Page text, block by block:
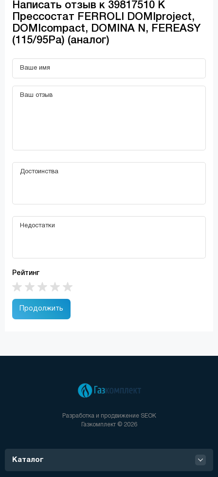
Написать отзыв к 39817510 К
Прессостат FERROLI DOMIproject,
DOMIcompact, DOMINA N, FEREASY
(115/95Pa) (аналог)
Рейтинг
Продолжить
Разработка и продвижение SEOK
Газкомплект © 2026
Каталог